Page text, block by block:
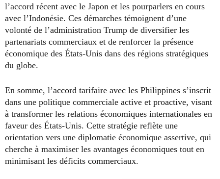
l’accord récent avec le Japon et les pourparlers en cours
avec l’Indonésie. Ces démarches témoignent d’une
volonté de l’administration Trump de diversifier les
partenariats commerciaux et de renforcer la présence
économique des États-Unis dans des régions stratégiques
du globe.
En somme, l’accord tarifaire avec les Philippines s’inscrit
dans une politique commerciale active et proactive, visant
à transformer les relations économiques internationales en
faveur des États-Unis. Cette stratégie reflète une
orientation vers une diplomatie économique assertive, qui
cherche à maximiser les avantages économiques tout en
minimisant les déficits commerciaux.